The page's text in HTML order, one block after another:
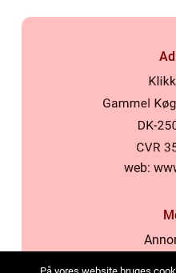
web: